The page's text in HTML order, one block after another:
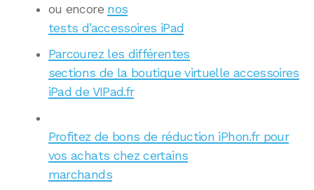
ou encore nos
tests d’accessoires iPad
Parcourez les différentes
sections de la boutique virtuelle accessoires
iPad de VIPad.fr
Profitez de bons de réduction iPhon.fr pour
vos achats chez certains
marchands